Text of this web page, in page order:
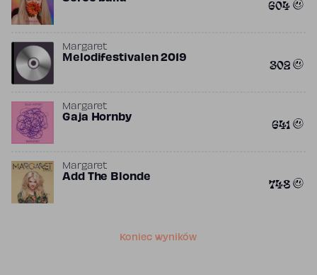
604
Margaret
Melodifestivalen 2019 302
Margaret
Gaja Hornby 641
Margaret
Add The Blonde 748
Koniec wyników